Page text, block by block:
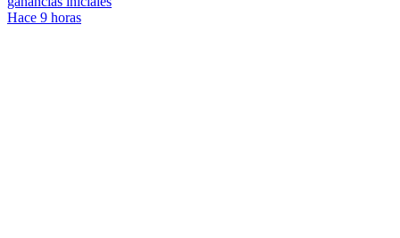
Hace 9 horas